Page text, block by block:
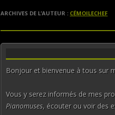
ARCHIVES DE L’AUTEUR : CÉMOILECHEF
Bonjour et bienvenue à tous sur
Vous y serez informés de mes
Pianomuses, écouter ou voir des